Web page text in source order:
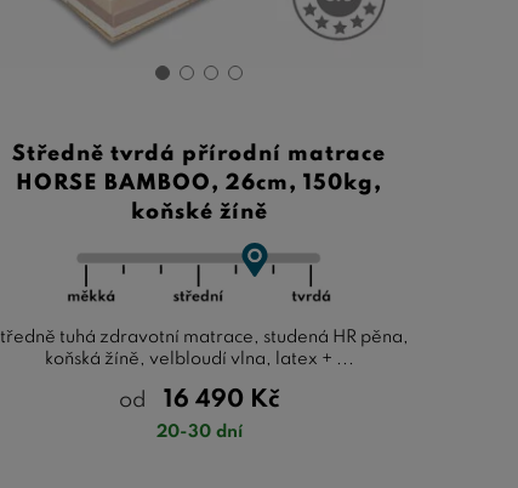
Středně tvrdá přírodní matrace
HORSE BAMBOO, 26cm, 150kg,
koňské žíně
tuhá zdravotní matrace, studená HR pěna,
koňská žíně, velbloudí vlna, latex + ...
od 16 490 Kč
20-30 dní